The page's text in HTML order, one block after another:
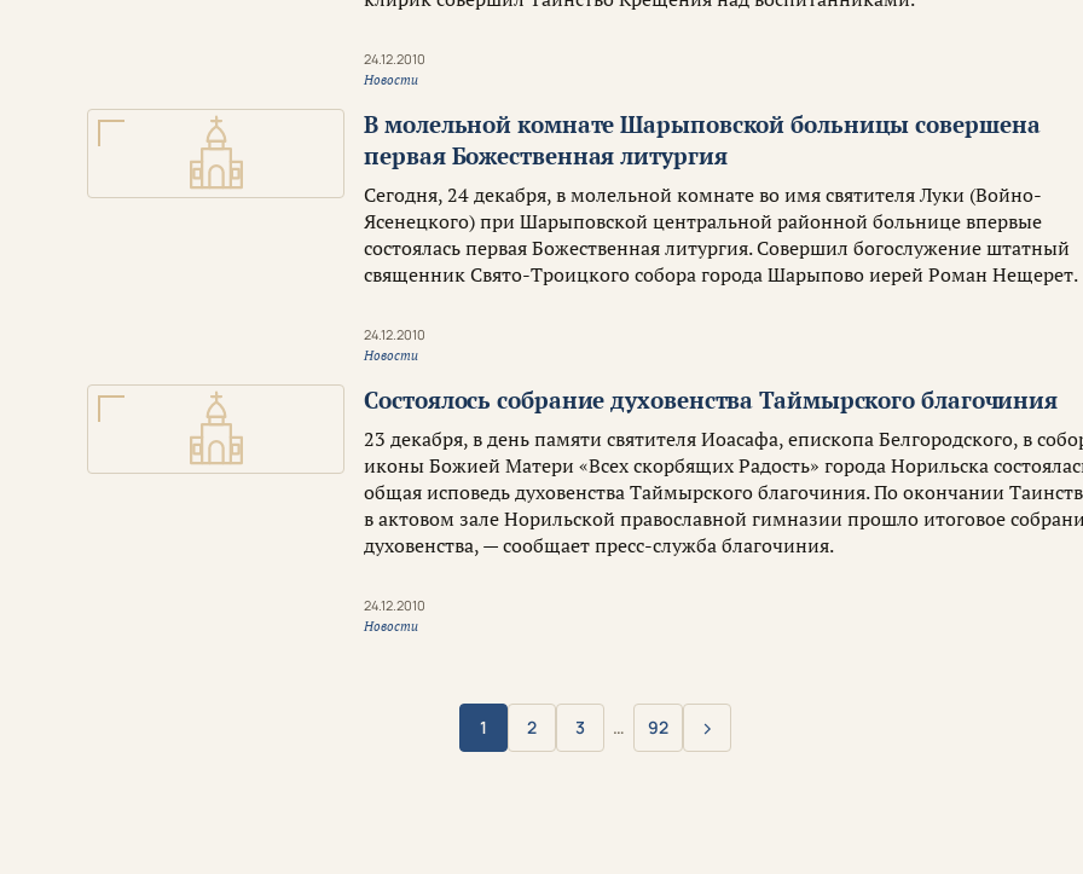
24.12.2010
Новости
В молельной комнате Шарыповской больницы совершена
первая Божественная литургия
Сегодня, 24 декабря, в молельной комнате во имя святителя Луки (Войно-
Ясенецкого) при Шарыповской центральной районной больнице впервые
состоялась первая Божественная литургия. Совершил богослужение штатный
священник Свято-Троицкого собора города Шарыпово иерей Роман Нещерет.
24.12.2010
Новости
Cостоялось собрание духовенства Таймырского благочиния
23 декабря, в день памяти святителя Иоасафа, епископа Белгородского, в
иконы Божией Матери «Всех скорбящих Радость» города Норильска
общая исповедь духовенства Таймырского благочиния. По окончании
в актовом зале Норильской православной гимназии прошло итоговое
духовенства, — сообщает пресс-служба благочиния.
24.12.2010
Новости
1 2 3 … 92 Вперёд
›